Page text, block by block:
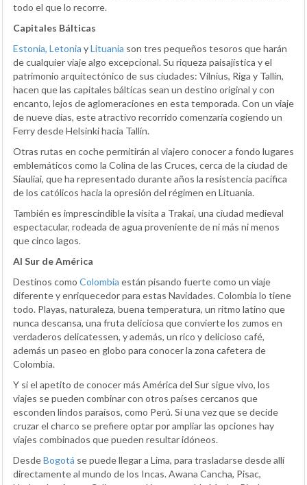
todo el que lo recorre.
Capitales Bálticas
Estonia, Letonia yLituania son tres pequeños tesoros que harán
de cualquier viaje algo excepcional. Su riqueza paisajística y el
patrimonio arquitectónico de sus ciudades: Vilnius, Riga y Tallín,
hacen que las capitales bálticas sean un destino original y con
encanto, lejos de aglomeraciones en esta temporada. Con un viaje
de nueve días, este atractivo recorrido comenzaría cogiendo un
Ferry desde Helsinki hacia Tallín.
Otras rutas en coche permitirán al viajero conocer a fondo lugares
emblemáticos como la Colina de las Cruces, cerca de la ciudad de
Siauliai, que ha representado durante años la resistencia pacífica
de los católicos hacia la opresión del régimen en Lituania.
También es imprescindible la visita a Trakai, una ciudad medieval
espectacular, rodeada de agua proveniente de ni más ni menos
que cinco lagos.
Al Sur de América
Destinos como Colombia están pisando fuerte como un viaje
diferente y enriquecedor para estas Navidades. Colombia lo tiene
todo. Playas, naturaleza, buena temperatura, un ritmo latino que
nunca descansa, una fruta deliciosa que convierte los zumos en
verdaderos delicatessen, y además, un rico y delicioso café,
además un paseo en globo para conocer la zona cafetera de
Colombia.
Y si el apetito de conocer más América del Sur sigue vivo, los
viajes se pueden combinar con otros países cercanos que
esconden lindos paraísos, como Perú. Si una vez que se decide
cruzar el charco se prefiere optar por ampliar las opciones hay
viajes combinados que pueden resultar idóneos.
DesdeBogotá se puede llegar a Lima, para trasladarse desde allí
directamente al mundo de los Incas. Awana Cancha, Pisac,